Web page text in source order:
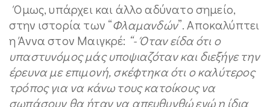
Όμως, υπάρχει και άλλο αδύνατο σημείο,
στην ιστορία των “Φλαμανδών”. Αποκαλύπτει
η Άννα στον Μαιγκρέ: “- Όταν είδα ότι ο
υπαστυνόμος μάς υποψιαζόταν και διεξήγε την
έρευνα με επιμονή, σκέφτηκα ότι ο καλύτερος
τρόπος για να κάνω τους κατοίκους να
σωπάσουν θα ήταν να απευθυνθώ εγώ η ίδια